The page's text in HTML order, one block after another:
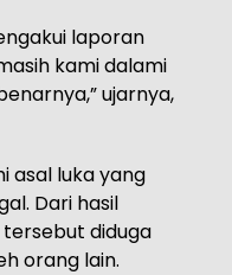
laporan
kami dalami
ujarnya,
asal luka yang
Dari hasil
diduga
orang lain.